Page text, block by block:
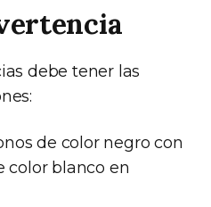
debe tener las
de color negro con
color blanco en